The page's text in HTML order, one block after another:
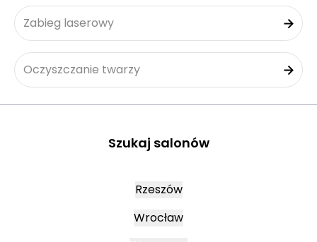
Zabieg laserowy
Oczyszczanie twarzy
Szukaj salonów
Rzeszów
Wrocław